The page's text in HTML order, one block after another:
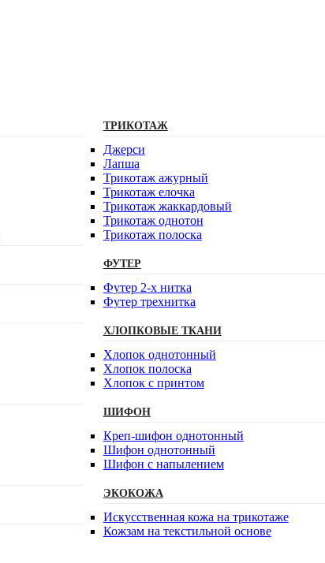
ТРИКОТАЖ
Джерси
Лапша
Трикотаж ажурный
Трикотаж елочка
Трикотаж жаккардовый
Трикотаж однотон
Трикотаж полоска
ФУТЕР
Футер 2-х нитка
Футер трехнитка
ХЛОПКОВЫЕ ТКАНИ
Хлопок однотонный
Хлопок полоска
Хлопок с принтом
ШИФОН
Креп-шифон однотонный
Шифон однотонный
Шифон с напылением
ЭКОКОЖА
Искусственная кожа на трикотаже
Кожзам на текстильной основе